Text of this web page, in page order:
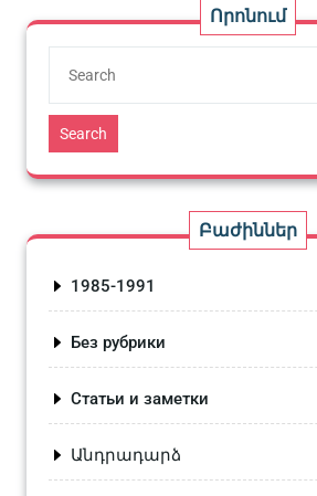
Որոնում
Search
Բաժիններ
1985-1991
Без рубрики
Статьи и заметки
Անդրադարձ